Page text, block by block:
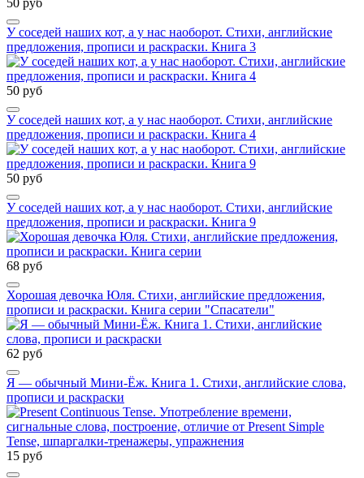
50 руб
У соседей наших кот, а у нас наоборот. Стихи, английские
предложения, прописи и раскраски. Книга 3
50 руб
У соседей наших кот, а у нас наоборот. Стихи, английские
предложения, прописи и раскраски. Книга 4
50 руб
У соседей наших кот, а у нас наоборот. Стихи, английские
предложения, прописи и раскраски. Книга 9
68 руб
Хорошая девочка Юля. Стихи, английские предложения,
прописи и раскраски. Книга серии "Спасатели"
62 руб
Я — обычный Мини-Ёж. Книга 1. Стихи, английские слова,
прописи и раскраски
15 руб